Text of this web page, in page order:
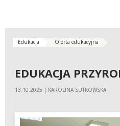
Edukacja Oferta edukacyjna
EDUKACJA
13.10.2025 | KAROLINA SUTKOWSKA